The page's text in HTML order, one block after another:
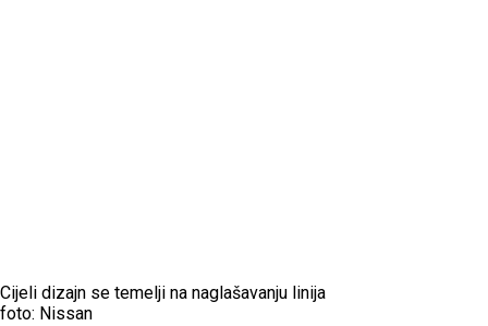
Cijeli dizajn se temelji na naglašavanju linija
foto: Nissan